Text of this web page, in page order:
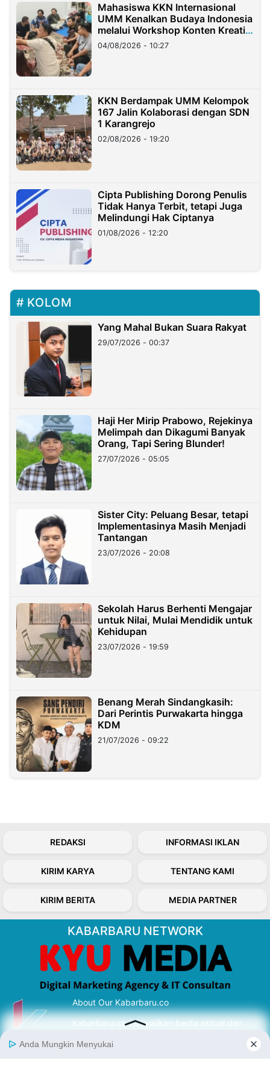
Mahasiswa KKN Internasional
UMM Kenalkan Budaya Indonesia
melalui Workshop Konten Kreatif
di Taiwan
04/08/2026 - 10:27
KKN Berdampak UMM Kelompok
167 Jalin Kolaborasi dengan SDN
1 Karangrejo
02/08/2026 - 19:20
Cipta Publishing Dorong Penulis
Tidak Hanya Terbit, tetapi Juga
Melindungi Hak Ciptanya
01/08/2026 - 12:20
KOLOM
Yang Mahal Bukan Suara Rakyat
29/07/2026 - 00:37
Haji Her Mirip Prabowo, Rejekinya
Melimpah dan Dikagumi Banyak
Orang, Tapi Sering Blunder!
27/07/2026 - 05:05
Sister City: Peluang Besar, tetapi
Implementasinya Masih Menjadi
Tantangan
23/07/2026 - 20:08
Sekolah Harus Berhenti Mengajar
untuk Nilai, Mulai Mendidik untuk
Kehidupan
23/07/2026 - 19:59
Benang Merah Sindangkasih:
Dari Perintis Purwakarta hingga
KDM
21/07/2026 - 09:22
REDAKSI INFORMASI IKLAN
KIRIM KARYA TENTANG KAMI
KIRIM BERITA MEDIA PARTNER
KABARBARU NETWORK
About Our Kabarbaru.co
Kabarbaru.co menyajikan berita aktual dan
serta terverifikasi dari sumber yang tepat.